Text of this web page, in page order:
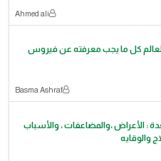
Ahmed ali
كل ما يجب معرفته عن فيروس
Basma Ashraf
: الأعراض ،والمضاعفات ، والأسباب
والوقايه